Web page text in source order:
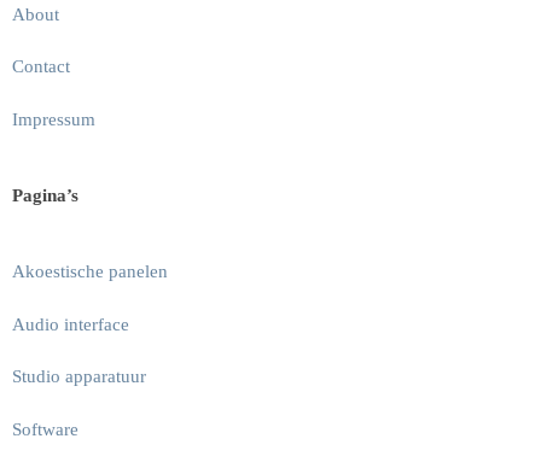
About
Contact
Impressum
Pagina’s
Akoestische panelen
Audio interface
Studio apparatuur
Software